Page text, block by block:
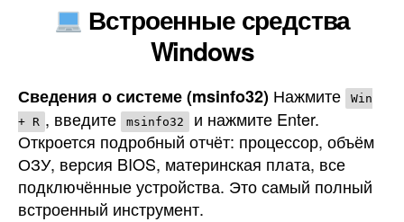
Встроенные средства
Windows
Сведения о системе (msinfo32) Нажмите
Win
+ R , введите msinfo32
и нажмите Enter.
Откроется подробный отчёт: процессор, объём
ОЗУ, версия BIOS, материнская плата, все
подключённые устройства. Это самый полный
встроенный инструмент.